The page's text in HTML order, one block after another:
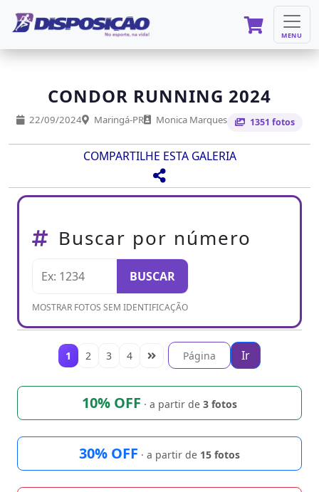
MENU
CONDOR RUNNING 2024
22/09/2024 Maringá-PR Monica Marques 1351 fotos
COMPARTILHE ESTA GALERIA
Buscar por número
BUSCAR
MOSTRAR FOTOS SEM IDENTIFICAÇÃO
1 2 3 4 Ir
10% OFF · a partir de 3 fotos
30% OFF · a partir de 15 fotos